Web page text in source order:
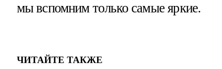
мы вспомним только самые яркие.
ЧИТАЙТЕ ТАКЖЕ